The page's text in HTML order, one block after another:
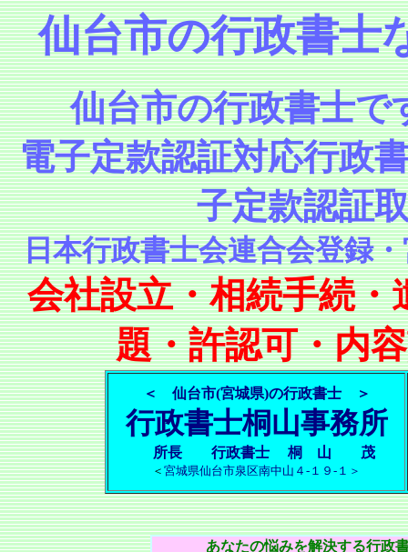
仙台市の行政書士
仙台市の行政書士で
電子定款認証対応行政
子定款認証
日本行政書士会連合会登録
会社設立・相続手続・
題・許認可・内
＜ 仙台市(宮城県)の行政書士 ＞
行政書士桐山事務所
所長 行政書士 桐 山 茂
＜ 宮城県仙台市泉区南中山４-１９-１＞
あなたの悩みを解決する行政